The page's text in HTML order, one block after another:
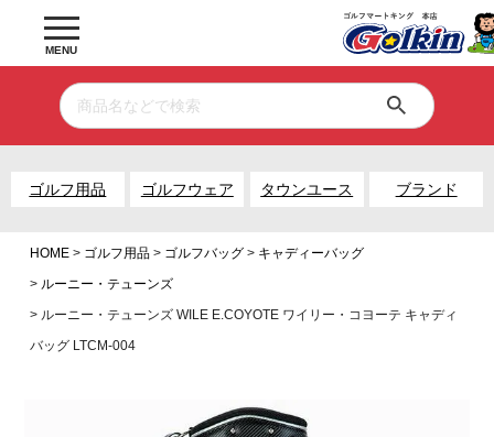
MENU
ゴルフ用品 ゴルフウェア タウンユース ブランド
HOME ゴルフ用品 ゴルフバッグ
キャディーバッグ
ルーニー・テューンズ
ルーニー・テューンズ WILE E.COYOTE ワイリー・コヨーテ キャディ
バッグ LTCM-004